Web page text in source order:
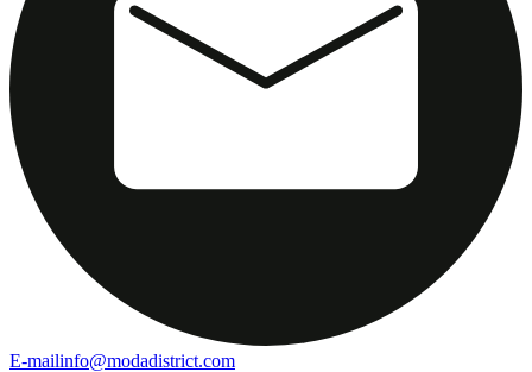
E-mailinfo@modadistrict.com